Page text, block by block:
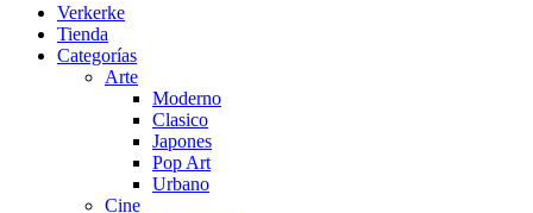
Verkerke
Tienda
Categorías
Arte
Moderno
Clasico
Japones
Pop Art
Urbano
Cine